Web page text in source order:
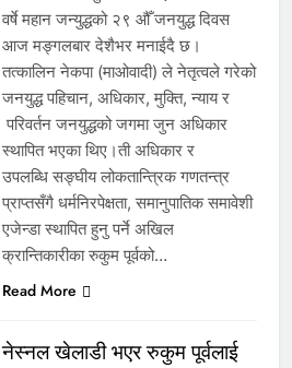
वर्षे महान जन्युद्धको २९ औँ जनयुद्ध दिवस
आज मङ्गलबार देशैभर मनाईदै छ।
तत्कालिन नेकपा (माओवादी) ले नेतृत्वले गरेको
जनयुद्ध पहिचान, अधिकार, मुक्ति, न्याय र
परिवर्तन जनयुद्धको जगमा जुन अधिकार
स्थापित भएका थिए।ती अधिकार र
उपलब्धि सङ्घीय लोकतान्त्रिक गणतन्त्र
प्राप्तसँगै धर्मनिरपेक्षता, समानुपातिक समावेशी
एजेन्डा स्थापित हुनु पर्ने अखिल
क्रान्तिकारीका रुकुम पूर्वको…
Read More
नेस्नल खेलाडी भएर रुकुम पूर्वलाई